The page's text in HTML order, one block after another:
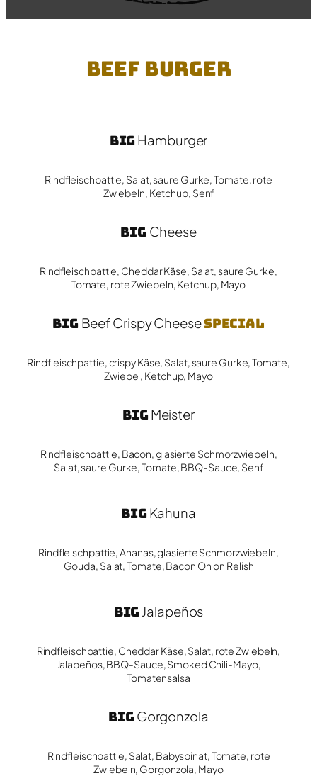
Beef Burger
BigHamburger
Rindfleischpattie, Salat, saure Gurke, Tomate, rote
Zwiebeln, Ketchup, Senf
Big Cheese
Rindfleischpattie, Cheddar Käse, Salat, saure Gurke,
Tomate, rote Zwiebeln, Ketchup, Mayo
Big Beef Crispy CheeseSpecial
Rindfleischpattie, crispy Käse, Salat, saure Gurke, Tomate,
Zwiebel, Ketchup, Mayo
BigMeister
Rindfleischpattie, Bacon, glasierte Schmorzwiebeln,
Salat, saure Gurke, Tomate, BBQ-Sauce, Senf
BigKahuna
Rindfleischpattie, Ananas, glasierte Schmorzwiebeln,
Gouda, Salat, Tomate, Bacon Onion Relish
BigJalapeños
Rindfleischpattie, Cheddar Käse, Salat, rote Zwiebeln,
Jalapeños, BBQ-Sauce, Smoked Chili-Mayo,
Tomatensalsa
BigGorgonzola
Rindfleischpattie, Salat, Babyspinat, Tomate, rote
Zwiebeln, Gorgonzola, Mayo